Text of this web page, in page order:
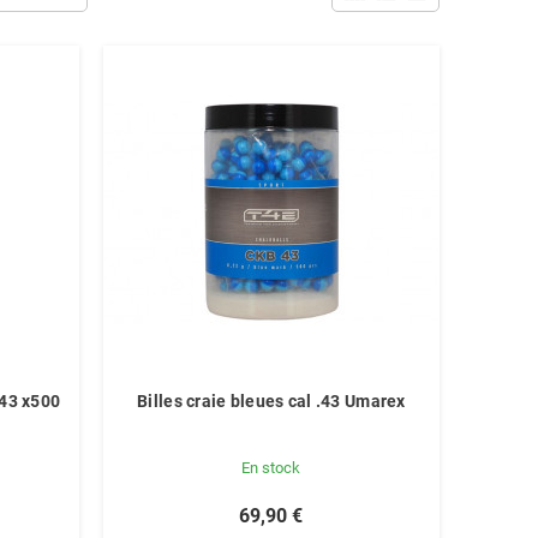
x500
Billes craie bleues cal .43 Umarex
En stock
69,90 €